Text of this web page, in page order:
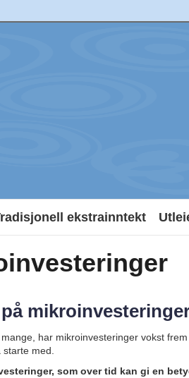
ekstrainntekt
har mikroinvesteringer vokst
med.
som over tid kan gi en